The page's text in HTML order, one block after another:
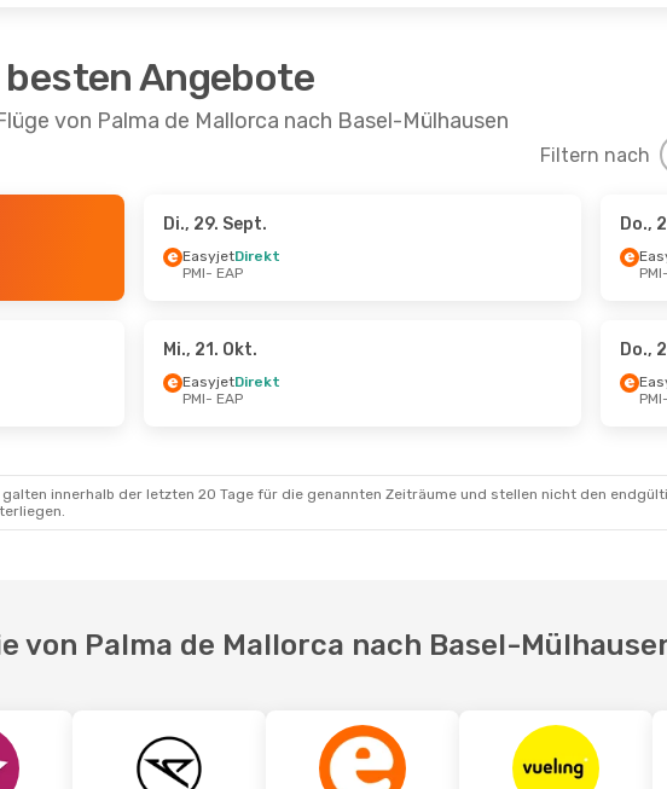
besten Angebote
von Palma de Mallorca nach Basel-Mülhausen
Filtern nach
- Mi., 7. Okt. - So., 6. Sept.
- Do., 22. Okt.
EAP
- PMI
Di., 29. Sept.
EasyjetDirekt
PMI- EAP
Do.,
PMI
Mi., 21. Okt.
EasyjetDirekt
PMI- EAP
Do.,
PMI
innerhalb der letzten 20 Tage für die genannten Zeiträume und stellen nicht den
von Palma de Mallorca nach Basel-